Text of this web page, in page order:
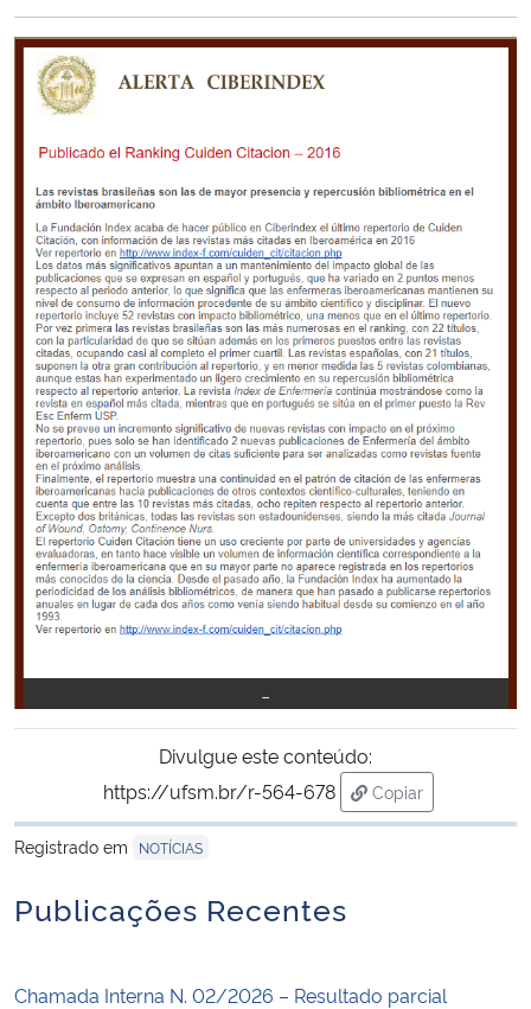
Ministério da Cidadania
Ministério da Saúde
Ministério de Minas e Energia
Ministério da Ciência, Tecnologia, Inovações e Comunicações
Ministério do Meio Ambiente
Ministério do Turismo
Ministério do Desenvolvimento Regional
Controladoria-Geral da União
Ministério da Mulher, da Família e dos Direitos Humanos
Secretaria-Geral
Gabinete de Segurança Institucional
Banco Central do Brasil
Planalto
Divulgue este conteúdo:
https://ufsm.br/r-564-678
Copiar
para área de
Registrado em
NOTÍCIAS
Publicações Recentes
Chamada Interna N. 02/2026 – Resultado parcial